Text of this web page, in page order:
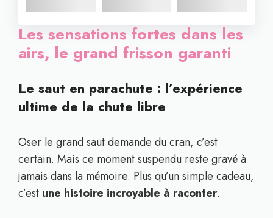
Les sensations fortes dans les
airs, le grand frisson garanti
Le saut en parachute : l’expérience
ultime de la chute libre
Oser le grand saut demande du cran, c’est
certain. Mais ce moment suspendu reste gravé à
jamais dans la mémoire. Plus qu’un simple cadeau,
c’est une histoire incroyable à raconter.